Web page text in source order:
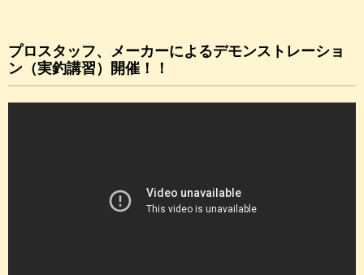
プロスタッフ、メーカーによるデモンストレーショ
ン（実釣講習）開催！！